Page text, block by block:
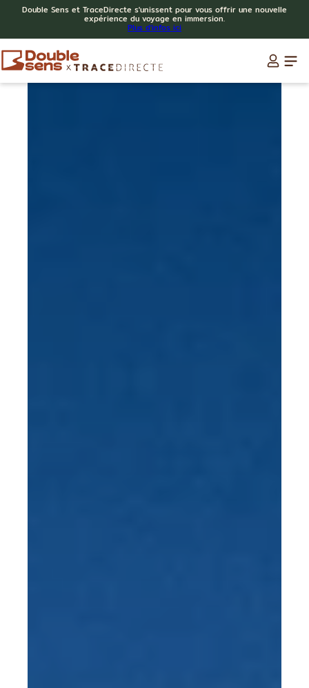
Double Sens et TraceDirecte s'unissent pour vous offrir une nouvelle
expérience du voyage en immersion.
Plus d'infos ici